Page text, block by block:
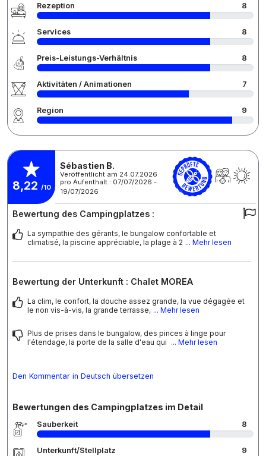
Rezeption 8
Services 8
Preis-Leistungs-Verhältnis 8
Aktivitäten / Animationen 7
Region 9
8,22 /10
Sébastien B.
Veröffentlicht am 24.07.2026
pro Aufenthalt : 07/07/2026 -
19/07/2026
Bewertung des Campingplatzes :
La sympathie des gérants, le bungalow confortable et
climatisé, la piscine appréciable, la plage à 2 ... Mehr lesen
Bewertung der Unterkunft : Chalet MOREA
La clim, le confort, la douche assez grande, la vue dégagée et
le non vis-à-vis, la grande terrasse, ... Mehr lesen
Plus de prises dans le bungalow, des pinces à linge pour
l'étendage, la porte de la salle d'eau qui ... Mehr lesen
Den Kommentar in Deutsch übersetzen
Bewertungen des Campingplatzes im Detail
Sauberkeit 8
Unterkunft/Stellplatz 9